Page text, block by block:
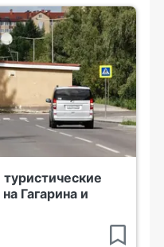
Гагарина и